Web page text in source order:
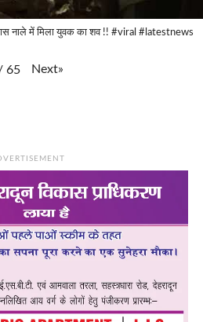
नाले में मिला युवक का शव !! #viral #latestnews
65 Next»